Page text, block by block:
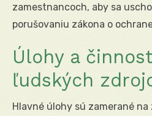
zamestnancoch, aby sa
porušovaniu zákona o
Úlohy a
ľudských
Hlavné úlohy sú zamerané